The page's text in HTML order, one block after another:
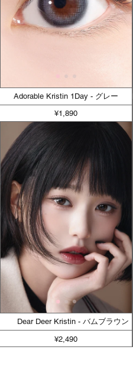
Adorable Kristin 1Day - グレー
¥1,890
Dear Deer Kristin - バムブラウン
¥2,490